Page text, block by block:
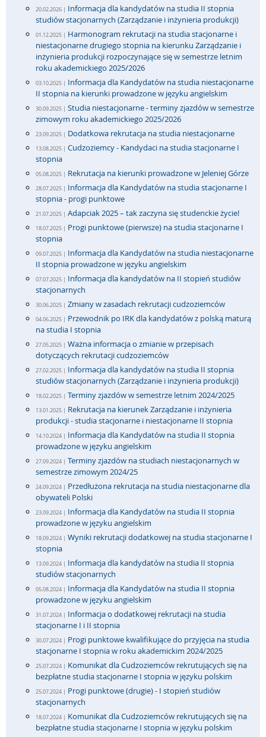
20.02.2026 | Informacja dla kandydatów na studia II stopnia
studiów stacjonarnych (Zarządzanie i inżynieria produkcji)
01.12.2025 | Harmonogram rekrutacji na studia stacjonarne i
niestacjonarne drugiego stopnia na kierunku Zarządzanie i
inżynieria produkcji rozpoczynające się w semestrze letnim
roku akademickiego 2025/2026
03.10.2025 | Informacja dla Kandydatów na studia niestacjonarne
II stopnia na kierunki prowadzone w języku angielskim
30.09.2025 | Studia niestacjonarne - terminy zjazdów w semestrze
zimowym roku akademickiego 2025/2026
23.09.2025 | Dodatkowa rekrutacja na studia niestacjonarne
13.08.2025 | Cudzoziemcy - Kandydaci na studia stacjonarne I
stopnia
05.08.2025 | Rekrutacja na kierunki prowadzone w Jeleniej Górze
28.07.2025 | Informacja dla Kandydatów na studia stacjonarne I
stopnia - progi punktowe
21.07.2025 | Adapciak 2025 – tak zaczyna się studenckie życie!
18.07.2025 | Progi punktowe (pierwsze) na studia stacjonarne I
stopnia
09.07.2025 | Informacja dla Kandydatów na studia niestacjonarne
II stopnia prowadzone w języku angielskim
07.07.2025 | Informacja dla kandydatów na II stopień studiów
stacjonarnych
30.06.2025 | Zmiany w zasadach rekrutacji cudzoziemców
04.06.2025 | Przewodnik po IRK dla kandydatów z polską maturą
na studia I stopnia
27.05.2025 | Ważna informacja o zmianie w przepisach
dotyczących rekrutacji cudzoziemców
27.02.2025 | Informacja dla kandydatów na studia II stopnia
studiów stacjonarnych (Zarządzanie i inżynieria produkcji)
18.02.2025 | Terminy zjazdów w semestrze letnim 2024/2025
13.01.2025 | Rekrutacja na kierunek Zarządzanie i inżynieria
produkcji - studia stacjonarne i niestacjonarne II stopnia
14.10.2024 | Informacja dla Kandydatów na studia II stopnia
prowadzone w języku angielskim
27.09.2024 | Terminy zjazdów na studiach niestacjonarnych w
semestrze zimowym 2024/25
24.09.2024 | Przedłużona rekrutacja na studia niestacjonarne dla
obywateli Polski
23.09.2024 | Informacja dla Kandydatów na studia II stopnia
prowadzone w języku angielskim
18.09.2024 | Wyniki rekrutacji dodatkowej na studia stacjonarne I
stopnia
13.09.2024 | Informacja dla kandydatów na studia II stopnia
studiów stacjonarnych
05.08.2024 | Informacja dla Kandydatów na studia II stopnia
prowadzone w języku angielskim
31.07.2024 | Informacja o dodatkowej rekrutacji na studia
stacjonarne I i II stopnia
30.07.2024 | Progi punktowe kwalifikujące do przyjęcia na studia
stacjonarne I stopnia w roku akademickim 2024/2025
25.07.2024 | Komunikat dla Cudzoziemców rekrutujących się na
bezpłatne studia stacjonarne I stopnia w języku polskim
25.07.2024 | Progi punktowe (drugie) - I stopień studiów
stacjonarnych
18.07.2024 | Komunikat dla Cudzoziemców rekrutujących się na
bezpłatne studia stacjonarne I stopnia w języku polskim